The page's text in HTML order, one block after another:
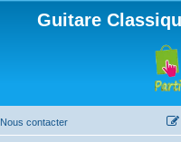
Guitare
Nous contacter